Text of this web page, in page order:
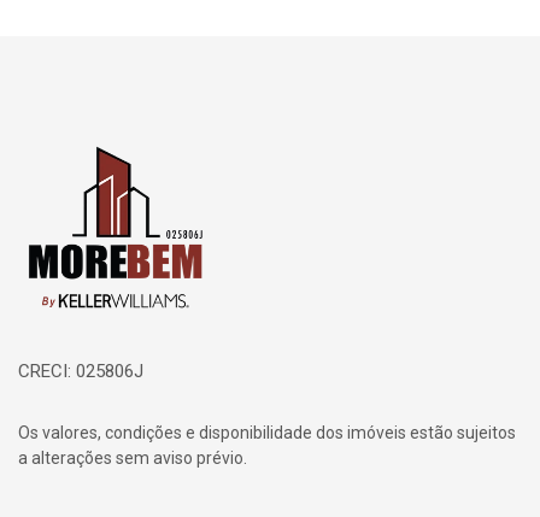
Página inicial
CRECI: 025806J
Os valores, condições e disponibilidade dos imóveis estão sujeitos
a alterações sem aviso prévio.